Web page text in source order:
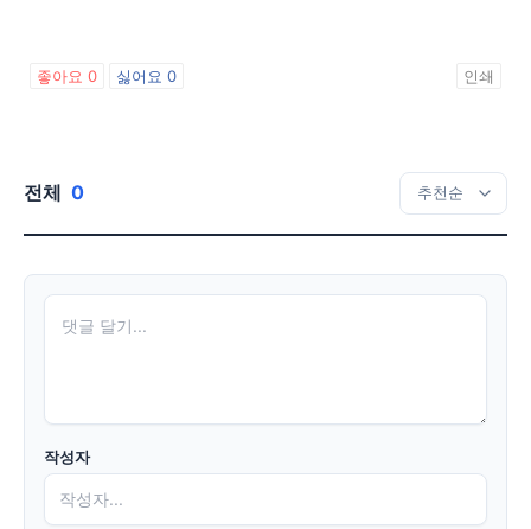
좋아요 0 싫어요 0 인쇄
전체 0
작성자